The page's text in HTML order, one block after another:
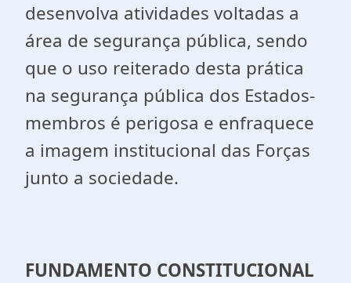
desenvolva atividades voltadas a
área de segurança pública, sendo
que o uso reiterado desta prática
na segurança pública dos Estados-
membros é perigosa e enfraquece
a imagem institucional das Forças
junto a sociedade.
FUNDAMENTO CONSTITUCIONAL